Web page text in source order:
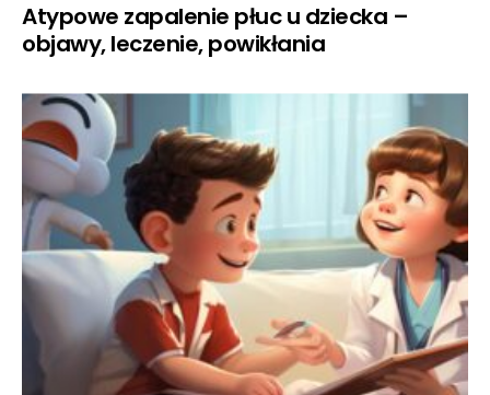
Atypowe zapalenie płuc u dziecka –
objawy, leczenie, powikłania